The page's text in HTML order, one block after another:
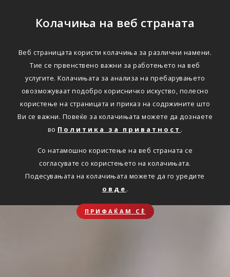
Колачиња на веб страната
Веб страницата користи колачиња за различни намени.
Тие се првенствено важни за работењето на веб
услугите. Колачињата за анализа на пребарувањето
овозможуваат подобро корисничко искуство, полесно
користење на страницата и приказ на содржините што
Ви се важни. Повеќе за колачињата можете да дознаете
во Политика за приватност .
Со натамошно користење на веб страната се
согласувате со користењето на колачињата.
Подесувањата на колачињата можете да го уредите
овде .
ПРИФАЌАМ СЀ